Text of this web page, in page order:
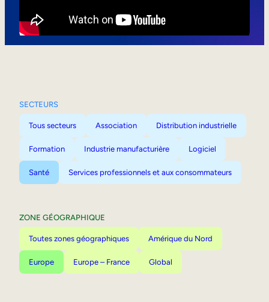
SECTEURS
Tous secteurs Association Distribution industrielle
Formation Industrie manufacturière Logiciel
Santé Services professionnels et aux consommateurs
ZONE GÉOGRAPHIQUE
Toutes zones géographiques Amérique du Nord
Europe Europe – France Global